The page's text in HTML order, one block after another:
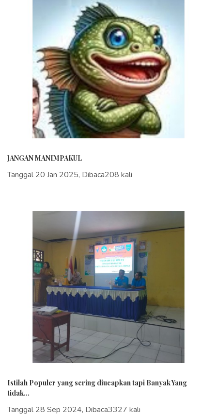
JANGAN MANIMPAKUL
Tanggal 20 Jan 2025, Dibaca208 kali
Istilah Populer yang sering diucapkan tapi Banyak Yang
tidak...
Tanggal 28 Sep 2024, Dibaca3327 kali